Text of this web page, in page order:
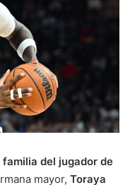
familia del jugador de
mayor, Toraya